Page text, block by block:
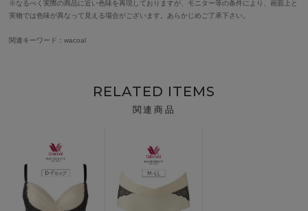
※なるべく実際の商品に近い色味を再現しておりますが、モニター等の条件により、画面上と
実物では色味が異なって見える場合がございます。あらかじめご了承下さい。
関連キーワード：wacoal
RELATED ITEMS
関連商品